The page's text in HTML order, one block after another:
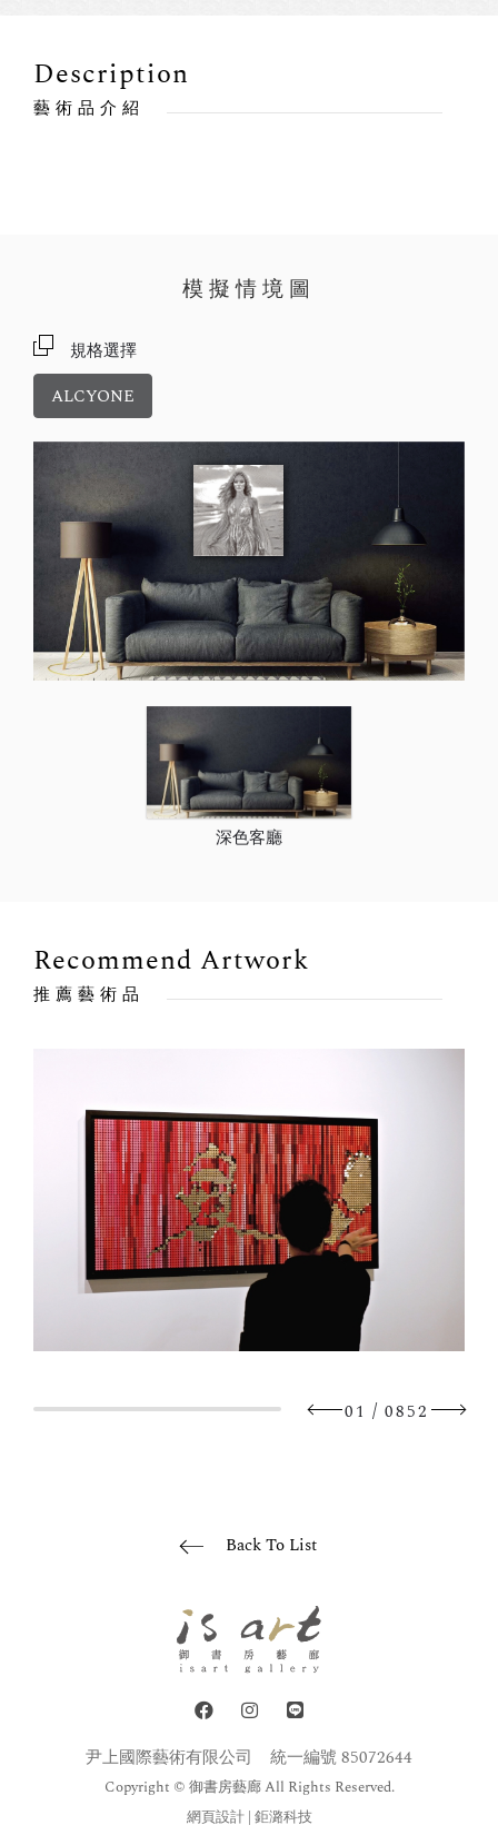
Description
藝術品介紹
模擬情境圖
規格選擇
ALCYONE
深色客廳
Recommend Artwork
推薦藝術品
01 / 0852
Back To List
尹上國際藝術有限公司 統一編號 85072644
Copyright © 御書房藝廊 All Rights Reserved.
網頁設計| 鉅潞科技